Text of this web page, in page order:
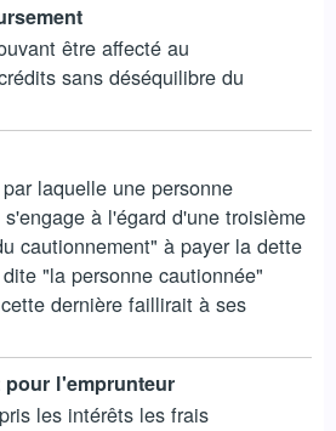
être affecté au
sans déséquilibre du
laquelle une personne
à l'égard d'une troisième
cautionnement" à payer la dette
"la personne cautionnée"
dernière faillirait à ses
l'emprunteur
les intérêts les frais